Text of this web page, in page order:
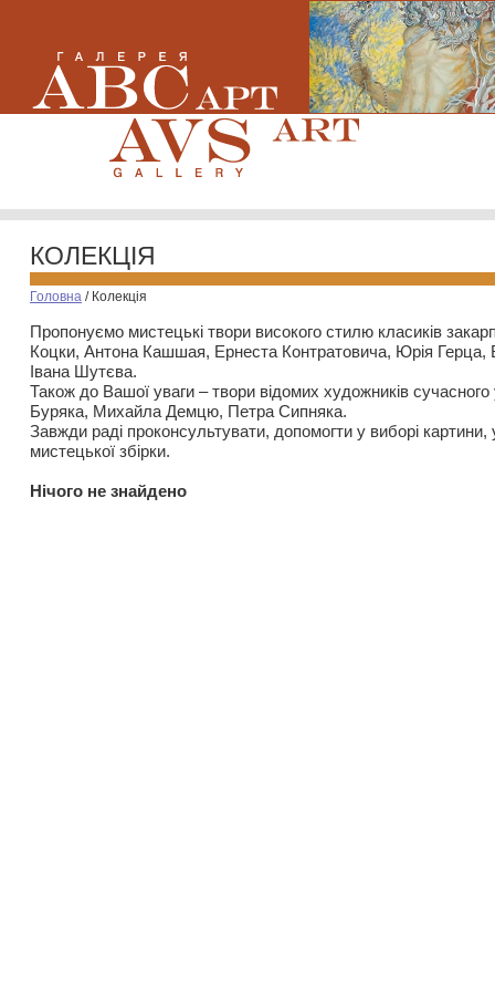
КОЛЕКЦІЯ
Головна / Колекція
Пропонуємо мистецькі твори високого стилю класиків
Коцки, Антона Кашшая, Ернеста Контратовича, Юрія
Івана Шутєва.
Також до Вашої уваги – твори відомих художників
Буряка, Михайла Демцю, Петра Сипняка.
Завжди раді проконсультувати, допомогти у виборі картини,
мистецької збірки.
Нiчого не знайдено